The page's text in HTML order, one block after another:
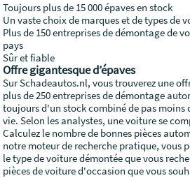
Toujours plus de 15 000 épaves en stock
Un vaste choix de marques et de types de
Plus de 150 entreprises de démontage de
pays
Sûr et fiable
Offre gigantesque d’épaves
Sur Schadeautos.nl, vous trouverez une
plus de 250 entreprises de démontage
toujours d'un stock combiné de pas moins
vie. Selon les analystes, une voiture se
Calculez le nombre de bonnes pièces
notre moteur de recherche pratique, vous
le type de voiture démontée que vous
pièces de voiture d'occasion que vous